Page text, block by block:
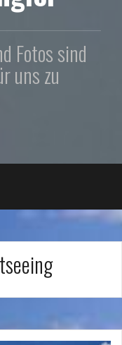
Fotos sind
uns zu